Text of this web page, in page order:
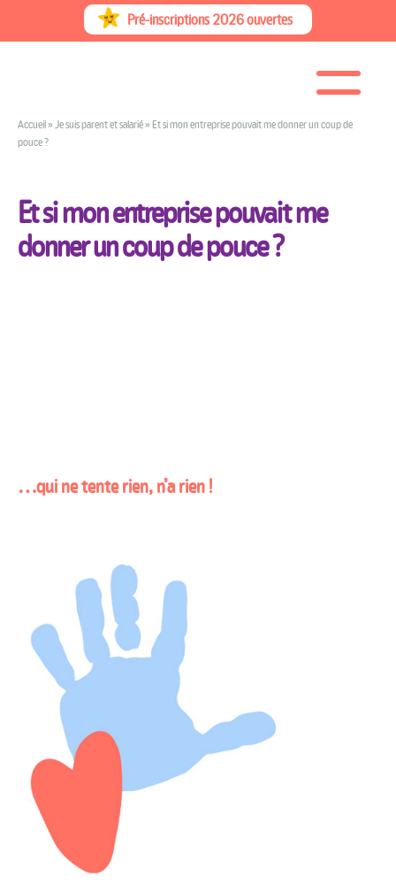
to
Pré-inscriptions 2026 ouvertes
Accueil» Je suis parent et salarié» Et si mon entreprise pouvait me donner un coup de
pouce ?
Et si mon entreprise pouvait me
donner un coup de pouce ?
…qui ne tente rien, n’a rien !